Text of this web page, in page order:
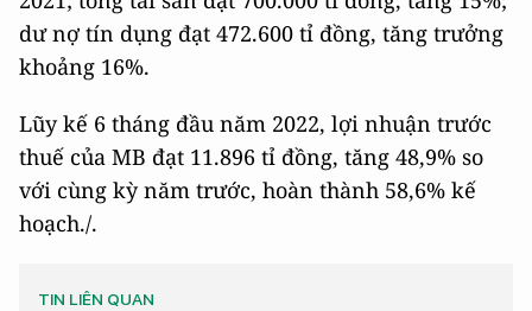
dư nợ tín dụng đạt 472.600 tỉ đồng, tăng trưởng
khoảng 16%.
Lũy kế 6 tháng đầu năm 2022, lợi nhuận trước
thuế của MB đạt 11.896 tỉ đồng, tăng 48,9% so
với cùng kỳ năm trước, hoàn thành 58,6% kế
hoạch./.
TIN LIÊN QUAN